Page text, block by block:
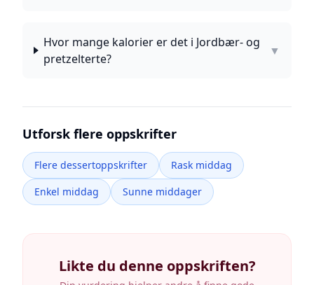
Hvor mange kalorier er det i Jordbær- og
pretzelterte?
▼
Utforsk flere oppskrifter
Flere dessertoppskrifter
Rask middag
Enkel middag
Sunne middager
Likte du denne oppskriften?